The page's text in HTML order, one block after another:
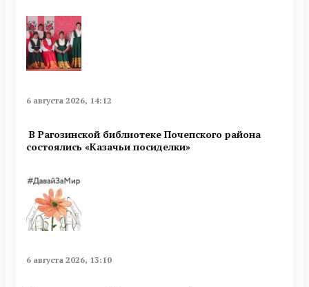
6 августа 2026, 14:12
В Рагозинской библиотеке Почепского района
состоялись «Казачьи посиделки»
6 августа 2026, 13:10